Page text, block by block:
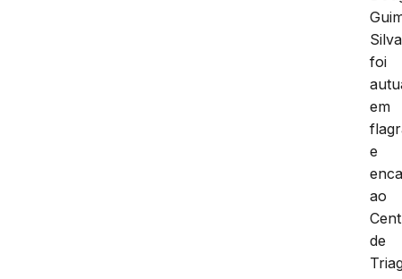
Silva
foi
em
e
ao
de